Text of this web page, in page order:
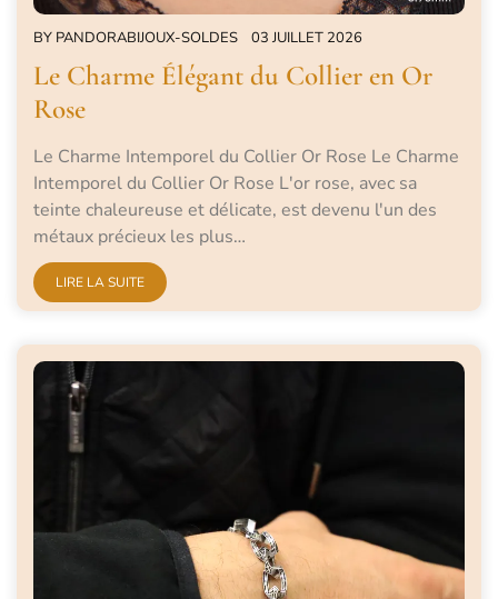
BY PANDORABIJOUX-SOLDES 03 JUILLET 2026
Le Charme Élégant du Collier en Or
Rose
Le Charme Intemporel du Collier Or Rose Le Charme
Intemporel du Collier Or Rose L'or rose, avec sa
teinte chaleureuse et délicate, est devenu l'un des
métaux précieux les plus…
LIRE LA SUITE